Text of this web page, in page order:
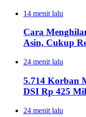
14 menit lalu
Cara
Asin, Cukup
24 menit lalu
5.714 Korban
DSI Rp 425
24 menit lalu